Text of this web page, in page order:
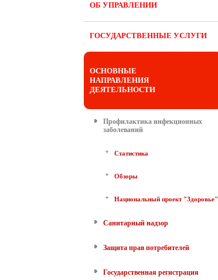
ОБ УПРАВЛЕНИИ
ГОСУДАРСТВЕННЫЕ УСЛУГИ
ОСНОВНЫЕ
НАПРАВЛЕНИЯ
ДЕЯТЕЛЬНОСТИ
Профилактика инфекционных
заболеваний
Статистика
Обзоры
Национальный проект "Здоровье"
Санитарный надзор
Защита прав потребителей
Государственная регистрация